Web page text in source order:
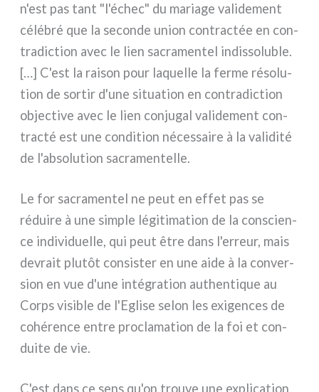
n'est pas tant "l'échec" du maria­ge vali­de­ment
célé­bré que la secon­de union con­trac­tée en con­
tra­dic­tion avec le lien sacra­men­tel indis­so­lu­ble.
[…] C'est la rai­son pour laquel­le la fer­me réso­lu­
tion de sor­tir d'une situa­tion en con­tra­dic­tion
objec­ti­ve avec le lien con­ju­gal vali­de­ment con­
trac­té est une con­di­tion néces­sai­re à la vali­di­té
de l'absolution sacra­men­tel­le.
Le for sacra­men­tel ne peut en effet pas se
rédui­re à une sim­ple légi­ti­ma­tion de la con­scien­
ce indi­vi­duel­le, qui peut être dans l'erreur, mais
devrait plu­tôt con­si­ster en une aide à la con­ver­
sion en vue d'une inté­gra­tion authen­ti­que au
Corps visi­ble de l'Eglise selon les exi­gen­ces de
cohé­ren­ce entre pro­cla­ma­tion de la foi et con­
dui­te de vie.
C'est dans ce sens qu'on trou­ve une expli­ca­tion